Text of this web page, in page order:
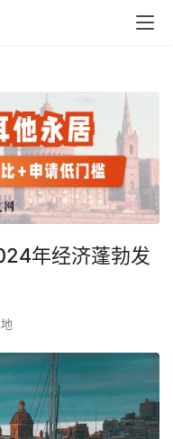
年经济蓬勃发